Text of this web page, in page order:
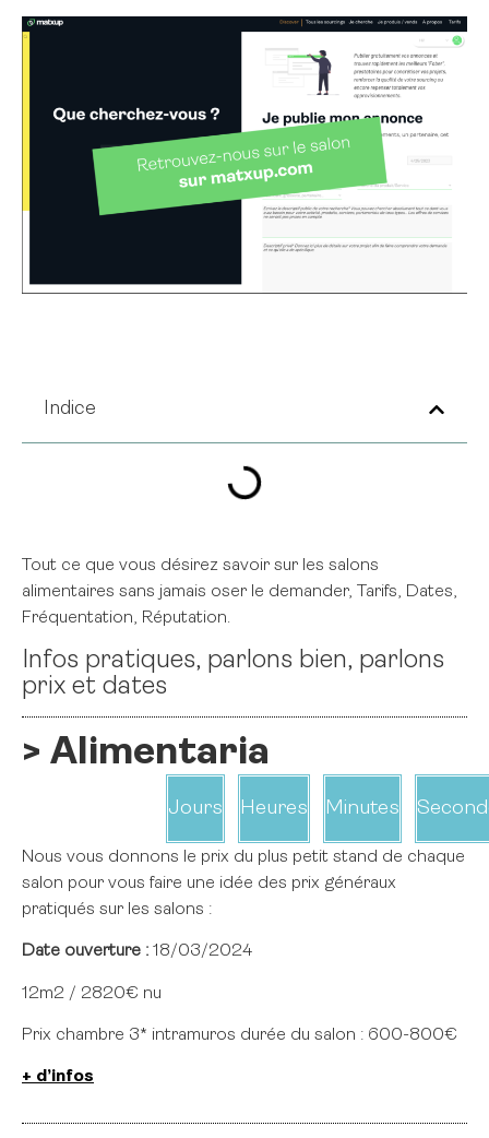
Indice
Tout ce que vous désirez savoir sur les salons
alimentaires sans jamais oser le demander, Tarifs, Dates,
Fréquentation, Réputation.
Infos pratiques, parlons bien, parlons
prix et dates
> Alimentaria
Jours Heures Minutes
Nous vous donnons le prix du plus petit stand de chaque
salon pour vous faire une idée des prix généraux
pratiqués sur les salons :
Date ouverture : 18/03/2024
12m2 / 2820€ nu
Prix chambre 3* intramuros durée du salon : 600-800€
+ d’infos